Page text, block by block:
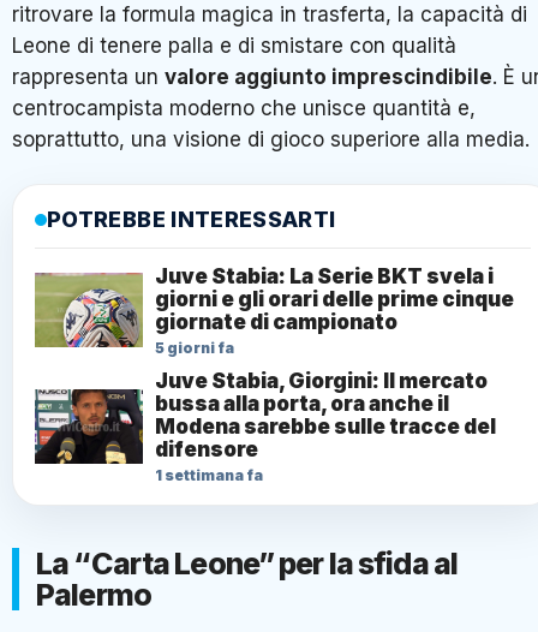
ritrovare la formula magica in trasferta, la capacità di
Leone di tenere palla e di smistare con qualità
rappresenta un valore aggiunto imprescindibile. È
centrocampista moderno che unisce quantità e,
soprattutto, una visione di gioco superiore alla media.
POTREBBE INTERESSARTI
Juve Stabia: La Serie BKT svela i
giorni e gli orari delle prime cinque
giornate di campionato
5 giorni fa
Juve Stabia, Giorgini: Il mercato
bussa alla porta, ora anche il
Modena sarebbe sulle tracce del
difensore
1 settimana fa
La “Carta Leone” per la sfida al
Palermo